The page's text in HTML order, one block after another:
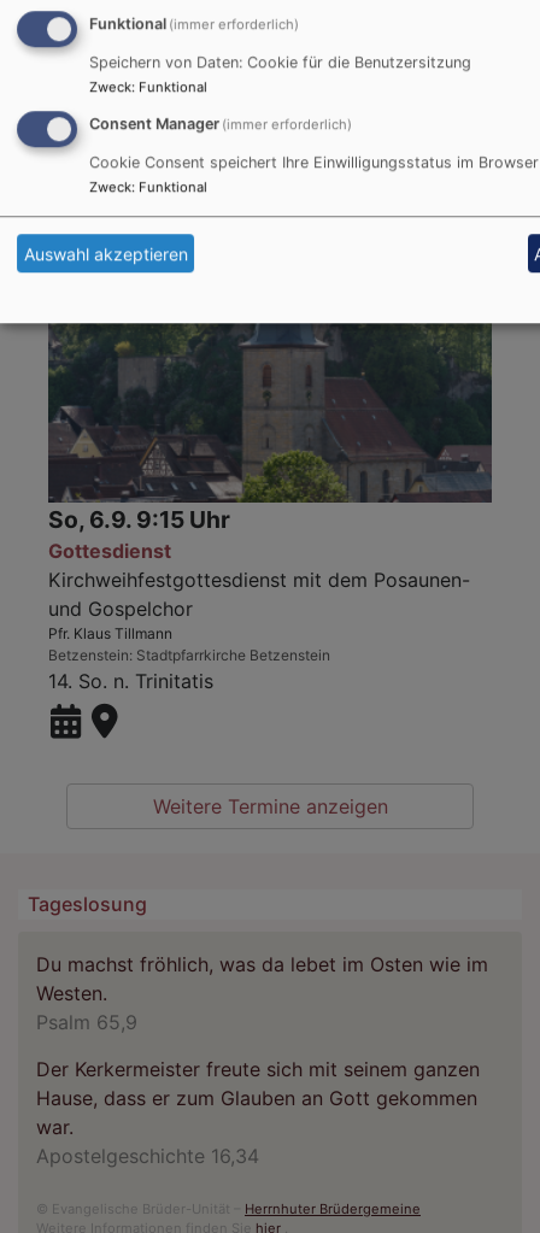
So, 30.8. 18:30 Uhr
Gottesdienst
Pfarrerin Gerlinde Lauterbach
Hüll
St. Martinskirche Hüll
13. So. n. Trinitatis
So, 6.9. 9:15 Uhr
Gottesdienst
Kirchweihfestgottesdienst mit dem Posaunen-
und Gospelchor
Pfr. Klaus Tillmann
Betzenstein Stadtpfarrkirche Betzenstein
14. So. n. Trinitatis
Weitere Termine anzeigen
Tageslosung
Du machst fröhlich, was da lebet im Osten wie im
Westen.
Psalm 65,9
Der Kerkermeister freute sich mit seinem ganzen
Hause, dass er zum Glauben an Gott gekommen
war.
Apostelgeschichte 16,34
© Evangelische Brüder-Unität – Herrnhuter Brüdergemeine
Weitere Informationen finden Sie hier .
Funktional (immer erforderlich)
Speichern von Daten: Cookie für die Benutzersitzung
Zweck: Funktional
Consent Manager (immer erforderlich)
Cookie Consent speichert Ihre Einwilligungsstatus im Browser
Zweck: Funktional
Auswahl akzeptieren